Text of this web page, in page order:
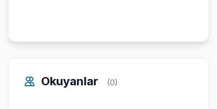
Okuyanlar (0)